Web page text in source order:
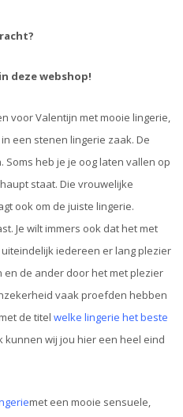
deze webshop!
voor Valentijn met mooie lingerie,
een stenen lingerie zaak. De
heb je je oog laten vallen op
staat. Die vrouwelijke
ook om de juiste lingerie.
Je wilt immers ook dat het met
iedereen er lang plezier
de ander door het met plezier
vaak proefden hebben
de titel welke lingerie het beste
kunnen wij jou hier een heel eind
met een mooie sensuele,